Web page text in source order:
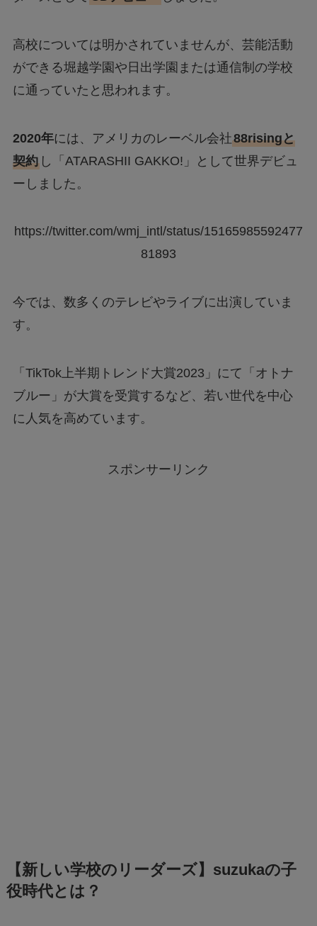
高校については明かされていませんが、芸能活動
ができる堀越学園や日出学園または通信制の学校
に通っていたと思われます。
2020年には、アメリカのレーベル会社88risingと
契約し「ATARASHII GAKKO!」として世界デビュ
ーしました。
https://twitter.com/wmj_intl/status/15165985592477
81893
今では、数多くのテレビやライブに出演していま
す。
「TikTok上半期トレンド大賞2023」にて「オトナ
ブルー」が大賞を受賞するなど、若い世代を中心
に人気を高めています。
スポンサーリンク
【新しい学校のリーダーズ】suzukaの子
役時代とは？